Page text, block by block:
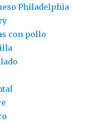
Philadelphia
con pollo